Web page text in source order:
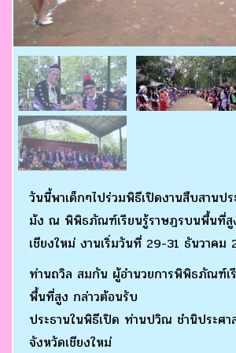
วันนี้พาเด็กๆไปร่วมพิธีเปิดงานสืบสานป
ม้ง ณ พิพิธภัณฑ์เรียนรู้ราษฎรบนพื้นที่สู
เชียงใหม่ งานเริ่มวันที่ 29-31 ธันวาคม
ท่านถวิล สมกัน ผู้อำนวยการพิพิธภัณฑ์เ
พื้นที่สูง กล่าวต้อนรับ
ประธานในพิธีเปิด ท่านปวิณ ชำนิประศา
จังหวัดเชียงใหม่